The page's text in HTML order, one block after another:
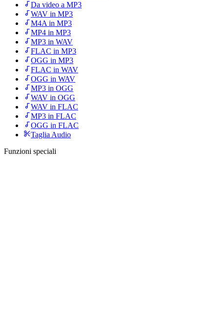
Da video a MP3
WAV in MP3
M4A in MP3
MP4 in MP3
MP3 in WAV
FLAC in MP3
OGG in MP3
FLAC in WAV
OGG in WAV
MP3 in OGG
WAV in OGG
WAV in FLAC
MP3 in FLAC
OGG in FLAC
Taglia Audio
Funzioni speciali